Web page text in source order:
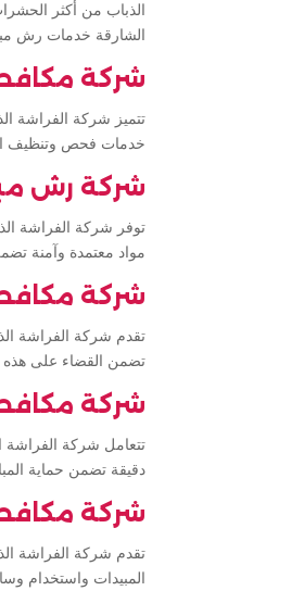
الذباب من أكثر
الشارقة خدمات رش
شركة
تتميز شركة الفراشة
خدمات فحص وتنظيف
شركة رش
توفر شركة الفراشة
مواد معتمدة وآمنة
شركة
تقدم شركة الفراشة
تضمن القضاء على هذه
شركة
تتعامل شركة
دقيقة تضمن حماية
شركة
تقدم شركة الفراشة
المبيدات واستخدام